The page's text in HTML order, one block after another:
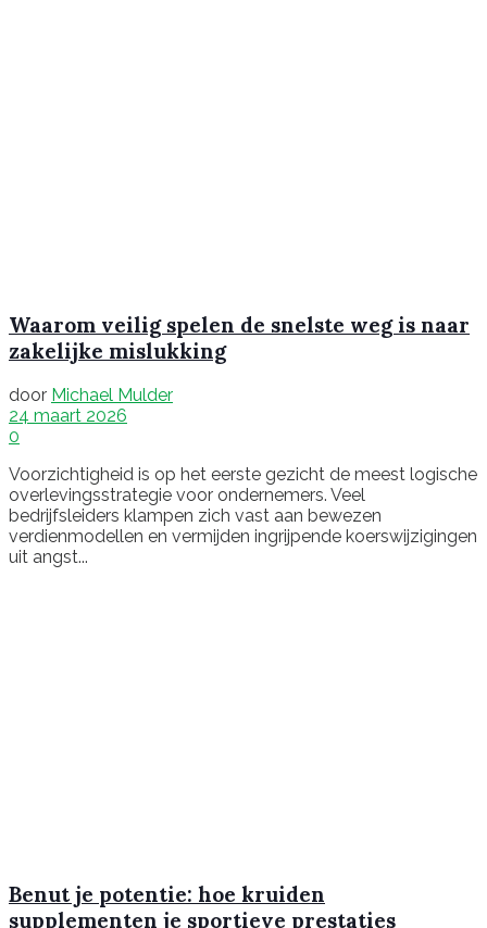
Waarom veilig spelen de snelste weg is naar
zakelijke mislukking
door Michael Mulder
24 maart 2026
0
Voorzichtigheid is op het eerste gezicht de meest logische
overlevingsstrategie voor ondernemers. Veel
bedrijfsleiders klampen zich vast aan bewezen
verdienmodellen en vermijden ingrijpende koerswijzigingen
uit angst...
Benut je potentie: hoe kruiden
supplementen je sportieve prestaties